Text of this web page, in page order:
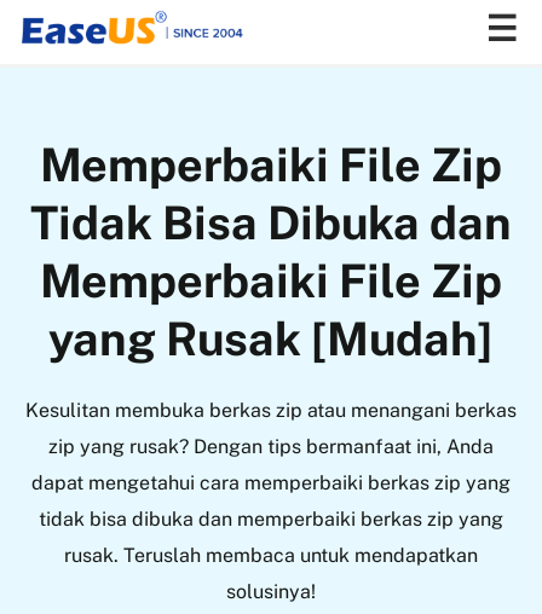
EaseUS
Memperbaiki File Zip
Tidak Bisa Dibuka dan
Memperbaiki File Zip
yang Rusak [Mudah]
Kesulitan membuka berkas zip atau menangani berkas
zip yang rusak? Dengan tips bermanfaat ini, Anda
dapat mengetahui cara memperbaiki berkas zip yang
tidak bisa dibuka dan memperbaiki berkas zip yang
rusak. Teruslah membaca untuk mendapatkan
solusinya!